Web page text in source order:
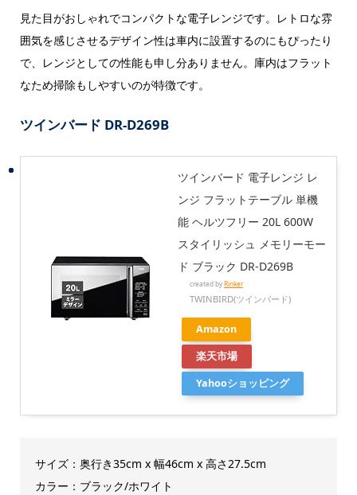
見た目がおしゃれでコンパクトな電子レンジです。レトロな雰
囲気を感じさせるデザイン性は車内に設置するのにもぴったり
で、レンジとしての性能も申し分ありません。庫内はフラット
なため掃除もしやすいのが特徴です。
ツインバード DR-D269B
ツインバード 電子レンジ レ
ンジ フラットテーブル 単機
能 ヘルツフリー 20L 600W
スタイリッシュ メモリーモー
ド ブラック DR-D269B
created byRinker
TWINBIRD(ツインバード)
Amazon
楽天市場
Yahooショッピング
サイズ：奥行き35cm x 幅46cm x 高さ27.5cm
カラー：ブラック/ホワイト